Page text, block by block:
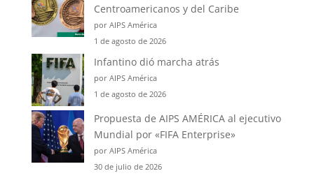
Centroamericanos y del Caribe
por AIPS América
1 de agosto de 2026
Infantino dió marcha atrás
por AIPS América
1 de agosto de 2026
Propuesta de AIPS AMÉRICA al ejecutivo
Mundial por «FIFA Enterprise»
por AIPS América
30 de julio de 2026